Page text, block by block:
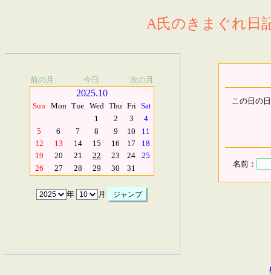
A氏のきまぐれ日
前の月 今日 次の月
2025.10
Sun Mon Tue Wed Thu Fri Sat
1
2 3
4
5
6 7 8 9 10
11
12
13 14 15 16 17
18
19
20 21 22 23 24
25
26
27 28 29 30 31
年 月
この日の
名前：